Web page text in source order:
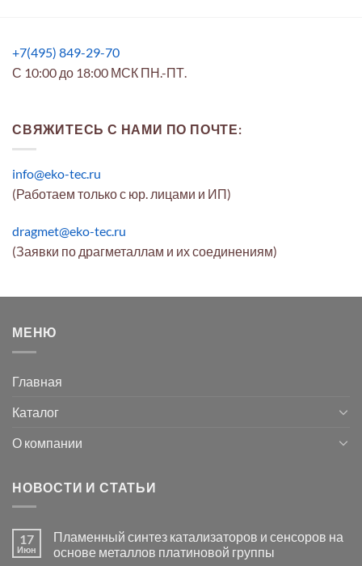
+7(495) 849-29-70
С 10:00 до 18:00 МСК ПН.-ПТ.
СВЯЖИТЕСЬ С НАМИ ПО ПОЧТЕ:
info@eko-tec.ru
(Работаем только с юр. лицами и ИП)
dragmet@eko-tec.ru
(Заявки по драгметаллам и их соединениям)
МЕНЮ
Главная
Каталог
О компании
НОВОСТИ И СТАТЬИ
17
Июн
Пламенный синтез катализаторов и сенсоров на
основе металлов платиновой группы